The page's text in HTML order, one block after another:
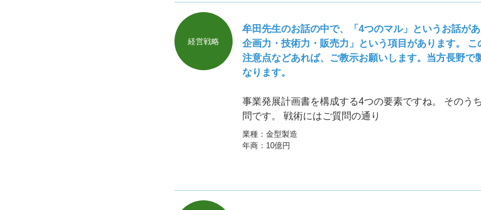
経営戦略
牟田先生のお話の中で、「4つのマル」というお話が
企画力・技術力・販売力」という項目があります。 こ
注意点などあれば、ご教示お願いします。当方長野で
なります。
事業発展計画書を構成する4つの要素ですね。 そのう
問です。 戦術にはご質問の通り
業種： 金型製造
年商： 10億円